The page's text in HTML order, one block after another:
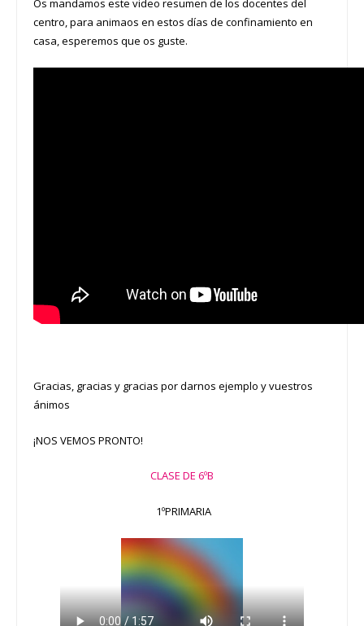
Os mandamos este video resumen de los docentes del
centro, para animaos en estos días de confinamiento en
casa, esperemos que os guste.
Gracias, gracias y gracias por darnos ejemplo y vuestros
ánimos
¡NOS VEMOS PRONTO!
CLASE DE 6ºB
1ºPRIMARIA